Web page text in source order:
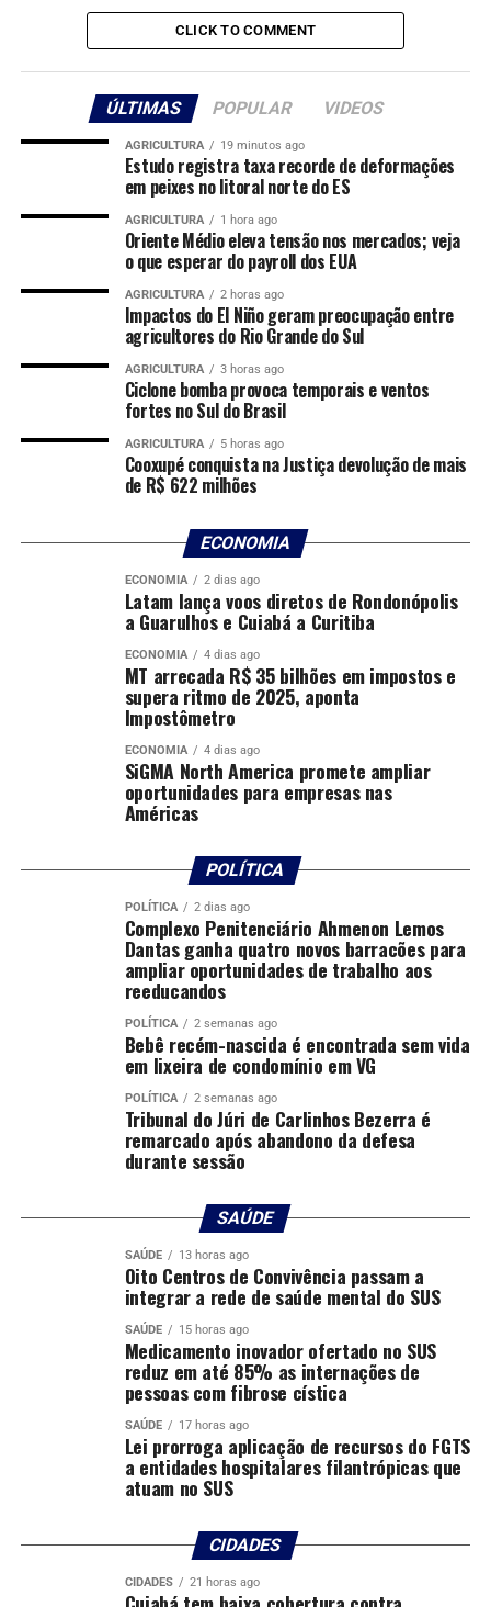
desenvolvidos pela corporação integram uma política
institucional voltada à formação cidadã e ao
fortalecimento de valores entre crianças e adolescentes,
por meio do Programa Educacional e Social do CBMMT
(Proesbom).
Além dos projetos Bombeiros do Futuro e Karabom, a
instituição também mantém iniciativas como
Musicalizar, Florestinha, Bom Jitsu, Judobom, Bom de
Nadar, Bombeiro na Escola, Cão Amigo e Bomballet.
Esses projetos são ofertados por meio das unidades da
corporação em todo o estado.
“Temos muitas formas de salvar vidas, e os projetos
sociais são uma delas. Por meio deles, conseguimos
transmitir valores e contribuir para a formação de
cidadãos. Nossos projetos sociais já atenderam mais de
20 mil crianças e adolescentes, totalizando mais de 244
mil atendimentos. São números que demonstram o
impacto social, educacional e humano do trabalho
desenvolvido pelo Corpo de Bombeiros Militar”,
reforçou o comandante-geral.
Para este ano, na EMEB Professora Esmeralda Campos
Fontes, foram ofertadas 35 vagas para o projeto
Bombeiros do Futuro e outras 35 para o Karabom. Os
participantes já foram previamente selecionados
durante o período de inscrições, realizado no início do
ano. As atividades ocorrerão no contraturno escolar.
O projeto social Karabom é voltado para crianças e
adolescentes de 8 a 14 anos, especialmente aqueles em
situação de vulnerabilidade social. A iniciativa promove
segurança pessoal e formação moral por meio da prática
do karatê, além de incentivar valores como civismo,
patriotismo, disciplina e respeito.
Já o projeto Bombeiros do Futuro atende crianças de 9 a
12 anos, oferecendo instruções relacionadas às
atividades desempenhadas pelo bombeiro militar, além
de conteúdos voltados ao desenvolvimento pessoal e ao
fortalecimento do caráter.
Para a diretora da unidade escolar, Gislaine Favin de
Souza, o impacto da iniciativa é bastante positivo. “O
projeto veio como uma luva para a escola. Está ajudando
muito na disciplina, no respeito e no desenvolvimento
das crianças. Elas têm vontade de vir no contraturno
para participar. A comunidade precisava de algo assim”,
Além das atividades na EMEB Professora Esmeralda
Campos Fontes, os projetos acontecerão em outras
unidades escolares de Cuiabá, contemplando crianças e
adolescentes de várias regiões do município. O início das
atividades em todos os locais ocorrerá ainda neste
mês. Para saber mais sobre os projetos sociais, acesse a
Programa e Projetos Sociais do CBMMT
CLICK TO COMMENT
ÚLTIMAS POPULAR VIDEOS
AGRICULTURA 19 minutos ago
Estudo registra taxa recorde de deformações
em peixes no litoral norte do ES
AGRICULTURA 1 hora ago
Oriente Médio eleva tensão nos mercados; veja
o que esperar do payroll dos EUA
AGRICULTURA 2 horas ago
Impactos do El Niño geram preocupação entre
agricultores do Rio Grande do Sul
AGRICULTURA 3 horas ago
Ciclone bomba provoca temporais e ventos
fortes no Sul do Brasil
AGRICULTURA 5 horas ago
Cooxupé conquista na Justiça devolução de mais
de R$ 622 milhões
ECONOMIA
ECONOMIA 2 dias ago
Latam lança voos diretos de Rondonópolis
a Guarulhos e Cuiabá a Curitiba
ECONOMIA 4 dias ago
MT arrecada R$ 35 bilhões em impostos e
supera ritmo de 2025, aponta
Impostômetro
ECONOMIA 4 dias ago
SiGMA North America promete ampliar
oportunidades para empresas nas
Américas
POLÍTICA
POLÍTICA 2 dias ago
Complexo Penitenciário Ahmenon Lemos
Dantas ganha quatro novos barracões para
ampliar oportunidades de trabalho aos
reeducandos
POLÍTICA 2 semanas ago
Bebê recém-nascida é encontrada sem vida
em lixeira de condomínio em VG
POLÍTICA 2 semanas ago
Tribunal do Júri de Carlinhos Bezerra é
remarcado após abandono da defesa
durante sessão
SAÚDE
SAÚDE 13 horas ago
Oito Centros de Convivência passam a
integrar a rede de saúde mental do SUS
SAÚDE 15 horas ago
Medicamento inovador ofertado no SUS
reduz em até 85% as internações de
pessoas com fibrose cística
SAÚDE 17 horas ago
Lei prorroga aplicação de recursos do FGTS
a entidades hospitalares filantrópicas que
atuam no SUS
CIDADES
CIDADES 21 horas ago